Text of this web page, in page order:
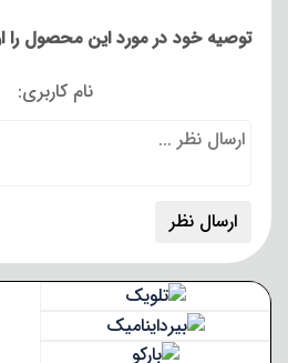
توصیه خود در مورد این محصول را
نام کاربری: